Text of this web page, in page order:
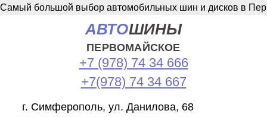
Самый большой выбор автомобильных шин и дисков в
АВТОШИНЫ
ПЕРВОМАЙСКОЕ
+7 (978) 74 34 666
+7(978) 74 34 667
г. Симферополь, ул. Данилова, 68